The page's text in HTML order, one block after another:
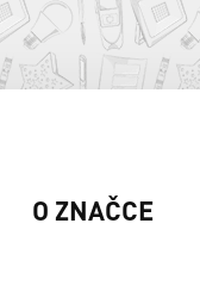
O ZNAČCE